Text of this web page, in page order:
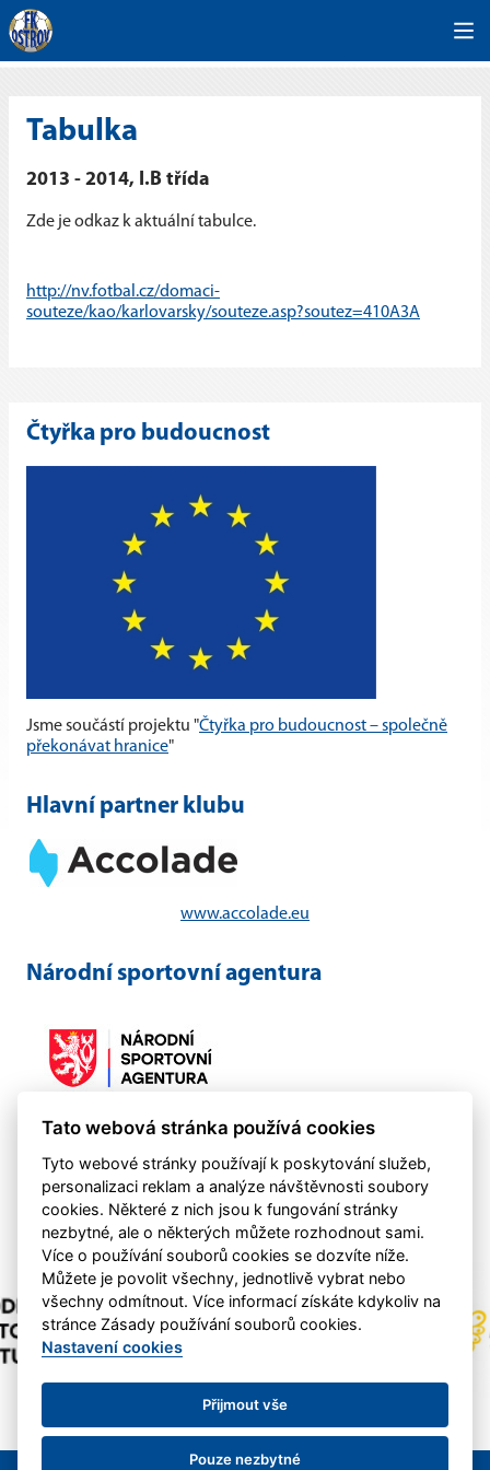
Tabulka
2013 - 2014, I.B třída
Zde je odkaz k aktuální tabulce.
http://nv.fotbal.cz/domaci-
souteze/kao/karlovarsky/souteze.asp?soutez=410A3A
Čtyřka pro budoucnost
Jsme součástí projektu "Čtyřka pro budoucnost – společně
překonávat hranice"
Hlavní partner klubu
www.accolade.eu
Národní sportovní agentura
Činnost klubu byla podpořena NSA 2021-2024
Tato webová stránka používá cookies
Tyto webové stránky používají k poskytování služeb,
personalizaci reklam a analýze návštěvnosti soubory
cookies. Některé z nich jsou k fungování stránky
nezbytné, ale o některých můžete rozhodnout sami.
Více o používání souborů cookies se dozvíte níže.
Můžete je povolit všechny, jednotlivě vybrat nebo
všechny odmítnout. Více informací získáte kdykoliv na
stránce Zásady používání souborů cookies.
Nastavení cookies
Přijmout vše
Pouze nezbytné